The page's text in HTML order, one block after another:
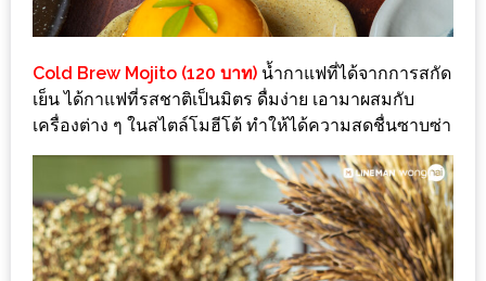
งด้วย
G7
PLUS
สมา
ร์ท
โฟน
ที่
เอาใจ
Cold Brew Mojito (120 บาท) น้ำกาแฟที่ได้จากการสกัด
เย็น ได้กาแฟที่รสชาติเป็นมิตร ดื่มง่าย เอามาผสมกับ
เครื่องต่าง ๆ ในสไตล์โมฮีโต้ ทำให้ได้ความสดชื่นซาบซ่า